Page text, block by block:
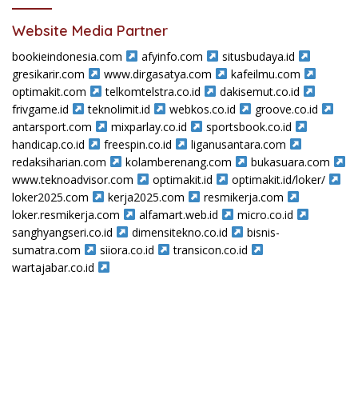
Website Media Partner
bookieindonesia.com afyinfo.com
situsbudaya.id
gresikarir.com
www.dirgasatya.com
kafeilmu.com
optimakit.com
telkomtelstra.co.id
dakisemut.co.id
frivgame.id
teknolimit.id webkos.co.id
groove.co.id
antarsport.com
mixparlay.co.id
sportsbook.co.id
handicap.co.id
freespin.co.id
liganusantara.com
redaksiharian.com
kolamberenang.com
bukasuara.com
www.teknoadvisor.com
optimakit.id
optimakit.id/loker/
loker2025.com
kerja2025.com
resmikerja.com
loker.resmikerja.com
alfamart.web.id
micro.co.id
sanghyangseri.co.id
dimensitekno.co.id
bisnis-
sumatra.com
siiora.co.id
transicon.co.id
wartajabar.co.id